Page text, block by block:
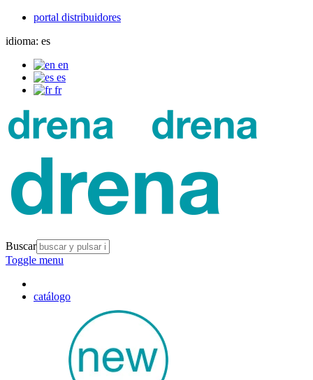
portal distribuidores
idioma: es
en
es
fr
Buscar
Toggle menu
catálogo